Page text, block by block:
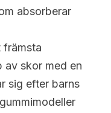
absorberar
främsta
av skor med en
sig efter barns